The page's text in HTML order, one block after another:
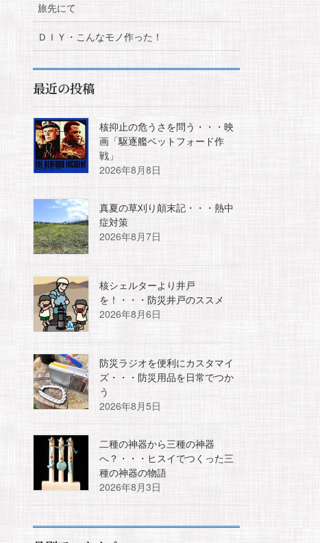
旅先にて
ＤＩＹ・こんなモノ作った！
最近の投稿
核抑止の危うさを問う・・・映
画「駆逐艦ベットフォード作
戦」
2026年8月8日
真夏の草刈り顛末記・・・熱中
症対策
2026年8月7日
核シェルターより井戸
を！・・・防災井戸のススメ
2026年8月6日
防災ラジオを便利にカスタマイ
ズ・・・防災用品を日常でつか
う
2026年8月5日
二種の神器から三種の神器
へ？・・・ヒスイでつくった三
種の神器の物語
2026年8月3日